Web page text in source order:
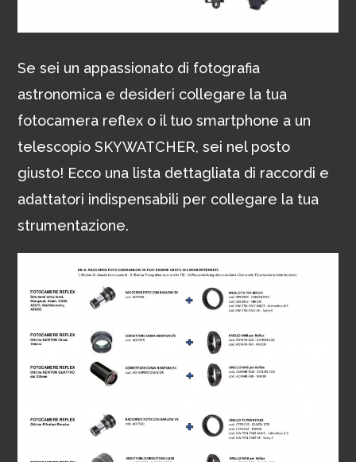
Se sei un appassionato di fotografia
astronomica e desideri collegare la tua
fotocamera reflex o il tuo smartphone a un
telescopio SKYWATCHER, sei nel posto
giusto! Ecco una lista dettagliata di raccordi e
adattatori indispensabili per collegare la tua
strumentazione.